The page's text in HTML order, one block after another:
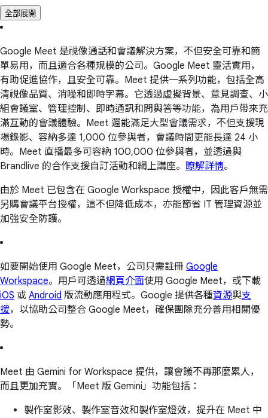
全部展開
Google Meet 是視像通話和會議解決方案，不但安全可靠和簡
單易用，而且適合各種規模的公司。Google Meet 靈活實用，
有助促進協作，且安全可靠。Meet 提供一系列功能，包括全高
清視像品質、消噪和即時字幕。它透過虛擬背景、意見調查、小
組會議室、管理控制、即時通訊和問與答等功能，為用戶帶來充
滿互動的會議體驗。Meet 還能滿足大型會議需求，不但支援現
場錄影、容納多達 1,000 位參與者，會議時間更能長達 24 小
時。Meet 直播最多可容納 100,000 位參與者，並透過與
Brandlive 的合作支援自訂活動和網上講座。 瞭解詳情。
由於 Meet 已包含在 Google Workspace 授權中，因此客戶無需
另購會議平台授權，這不但降低成本，亦能節省 IT 管理資源並
加強安全防護。
如要開始使用 Google Meet，公司只需註冊 Google
Workspace。用戶可透過網頁介面使用 Google Meet，或下載
iOS 或 Android 版流動應用程式。Google 提供各種資源與支
援，以協助公司整合 Google Meet，確保團隊充分善用相關優
勢。
Meet 由 Gemini for Workspace 提供，讓會議不再那麼累人，
而且更加充實。「Meet 版 Gemini」功能包括：
製作室影效、製作室音效和製作室燈效，提升在 Meet 中